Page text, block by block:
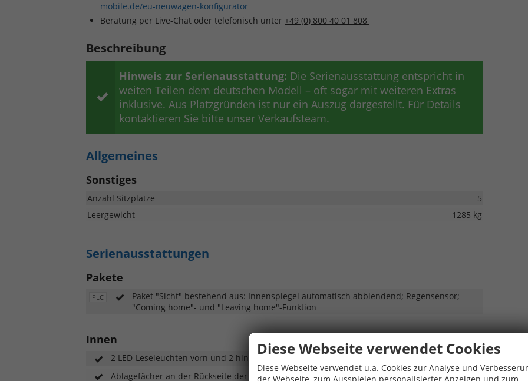
mobile.de/eu-neuwagen-konfigurator
Beratung per Live-Chat oder telefonisch unter +49 (0) 800 40 01 808
Beschreibung
Hinweis zur Serienausstattung: Die Serienausstattung entspricht in
weiten Teilen dem deutschen Modell – oft sogar mit weiteren Extras
inklusive. Aus Platzgründen ist nur ein Auszug dargestellt. Für Details
kontaktieren Sie bitte unser Verkaufsteam.
Allgemeines
Sonstiges
Anzahl Sitzplätze
5
Leergewicht
1285 kg
Serienausstattungen
Pakete
PLC
Paket "Sicht" bestehend aus: Innenspiegel automatisch abblendend; Regensensor;
"Coming home"- und "Leaving home"-Funktion
Innen
2 LED-Leseleuchten vorn und 2 hinten
Ablagefächer an der Rückseite der Vordersitze
Diese Webseite verwendet Cookies
Diese Webseite verwendet u.a. Cookies zur Analyse und